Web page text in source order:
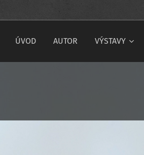
ÚVOD AUTOR VÝSTAVY